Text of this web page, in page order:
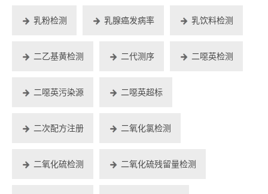
乳粉检测 乳腺癌发病率 乳饮料检测
二乙基黄检测 二代测序 二噁英检测
二噁英污染源 二噁英超标
二次配方注册 二氧化氯检测
二氧化硫检测 二氧化硫残留量检测